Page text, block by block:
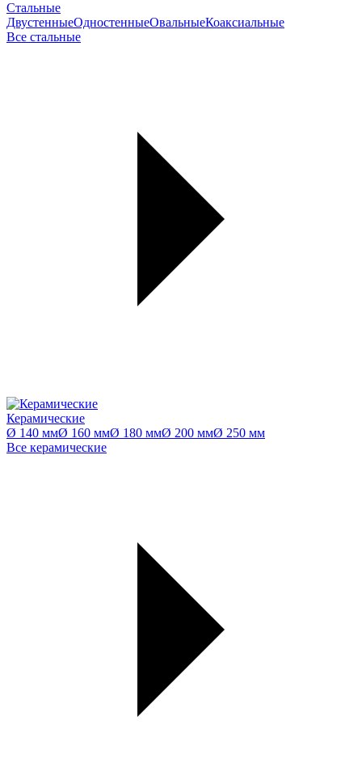
Стальные
ДвустенныеОдностенныеОвальныеКоаксиальные
Все стальные
Керамические
Ø 140 ммØ 160 ммØ 180 ммØ 200 ммØ 250 мм
Все керамические